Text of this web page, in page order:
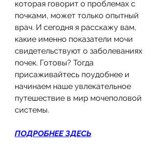
которая говорит о проблемах с
почками, может только опытный
врач. И сегодня я расскажу вам,
какие именно показатели мочи
свидетельствуют о заболеваниях
почек. Готовы? Тогда
присаживайтесь поудобнее и
начинаем наше увлекательное
путешествие в мир мочеполовой
системы.
ПОДРОБНЕЕ ЗДЕСЬ